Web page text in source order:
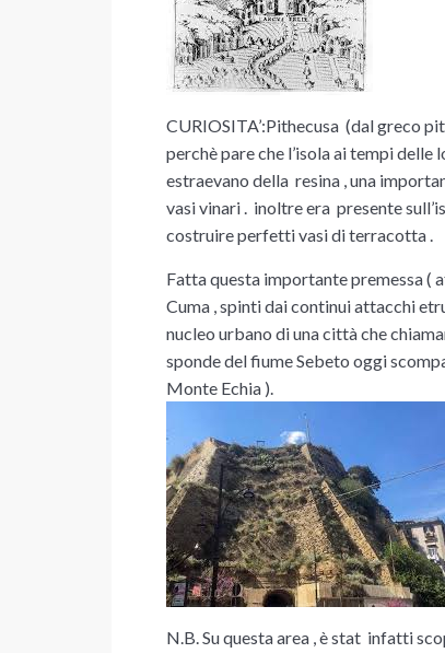
CURIOSITA’:Pithecusa (dal greco
perchè pare che l’isola ai tempi
estraevano della resina , una
vasi vinari . inoltre era presente
costruire perfetti vasi di terracotta .
Fatta questa importante premessa
Cuma , spinti dai continui attacchi
nucleo urbano di una città che
sponde del fiume Sebeto oggi
Monte Echia ).
N.B. Su questa area , è stat infatti